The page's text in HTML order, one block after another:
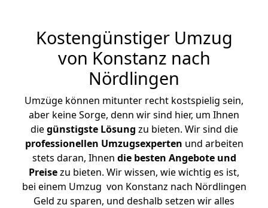
Kostengünstiger Umzug
von Konstanz nach
Nördlingen
Umzüge können mitunter recht kostspielig sein,
aber keine Sorge, denn wir sind hier, um Ihnen
diegünstigste Lösung zu bieten. Wir sind die
professionellen Umzugsexperten und arbeiten
stets daran, Ihnen die besten Angebote und
Preisezu bieten. Wir wissen, wie wichtig es ist,
bei einem Umzug von Konstanz nach Nördlingen
Geld zu sparen, und deshalb setzen wir alles